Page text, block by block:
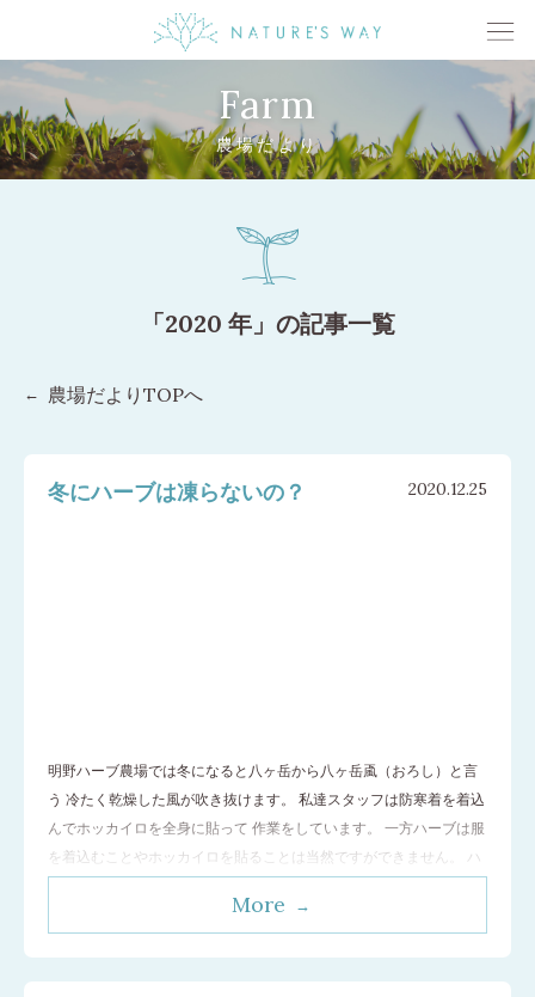
Farm
農場だより
「2020 年」の記事一覧
農場だよりTOPへ
冬にハーブは凍らないの？ 2020.12.25
明野ハーブ農場では冬になると八ヶ岳から八ヶ岳颪（おろし）と言
う 冷たく乾燥した風が吹き抜けます。 私達スタッフは防寒着を着込
んでホッカイロを全身に貼って 作業をしています。 一方ハーブは服
を着込むことやホッカイロを貼ることは当然ですができません。 ハ
ずに冬を越すハーブの凄さに迫ります。 まずはセージの様子を見
More